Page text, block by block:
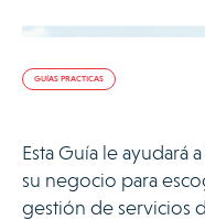
GUÍAS PRACTICAS
Esta Guía le ayudará
su negocio para
gestión de servicios